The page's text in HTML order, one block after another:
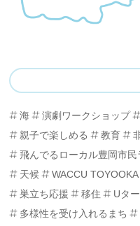
海 演劇ワークショップ
親子で楽しめる
教育
飛んでるローカル豊岡市
天候
WACCU TOYOOKA
巣立ち応援
移住 Uタ
多様性を受け入れるまち